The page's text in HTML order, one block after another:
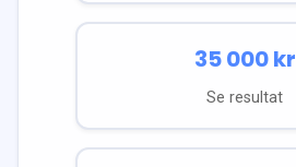
35 000kr
Se resultat